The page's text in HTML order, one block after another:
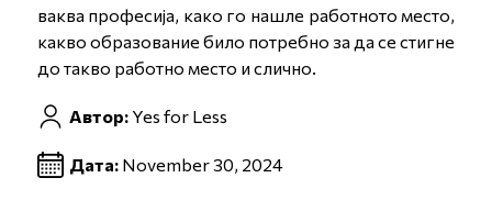
ваква професија, како го нашле работното место,
какво образование било потребно за да се стигне
до такво работно место и слично.
Автор: Yes for Less
Дата: November 30, 2024